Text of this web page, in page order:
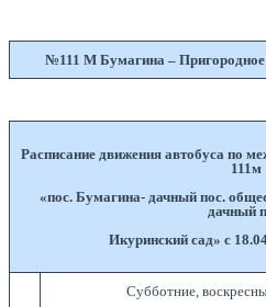
№111 М Бумагина –
Расписание движения автобуса по
111м
«пос. Бумагина- дачный пос.
дачный
Икуринский сад» с
Субботние,